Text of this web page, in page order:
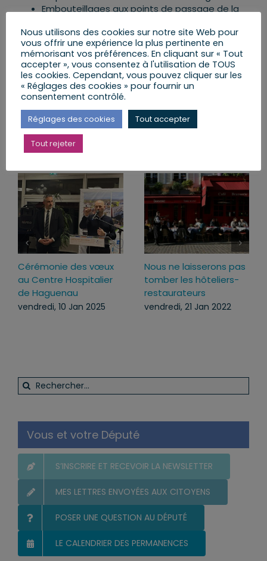
Embouteillages aux points de passage de la
Partager cet article
Facebook
X
Articles similaires
Cérémonie des vœux
au Centre Hospitalier
de Haguenau
vendredi, 10 Jan 2025
Nous ne laisserons pas
tomber les hôteliers-
restaurateurs
vendredi, 21 Jan 2022
Rechercher:
Vous et votre Député
S’INSCRIRE ET RECEVOIR LA NEWSLETTER
MES LETTRES ENVOYÉES AUX CITOYENS
POSER UNE QUESTION AU DÉPUTÉ
LE CALENDRIER DES PERMANENCES
Nous utilisons des cookies sur notre site Web pour
vous offrir une expérience la plus pertinente en
mémorisant vos préférences. En cliquant sur « Tout
accepter », vous consentez à l'utilisation de TOUS
les cookies. Cependant, vous pouvez cliquer sur les
« Réglages des cookies » pour fournir un
consentement contrôlé.
Réglages des cookies Tout accepter
Tout rejeter